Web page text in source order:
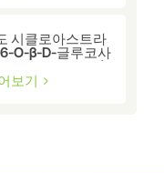
시클로아스트라
O-β-D-글루코사
86764-12-7)
보기